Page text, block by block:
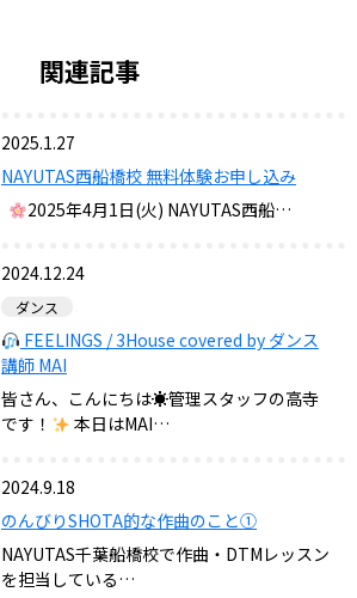
関連記事
2025.1.27
NAYUTAS西船橋校 無料体験お申し込み
2025年4月1日(火) NAYUTAS西船…
2024.12.24
ダンス
FEELINGS / 3House covered by ダンス
講師 MAI
皆さん、こんにちは☀管理スタッフの高寺
です！
本日はMAI…
2024.9.18
のんびりSHOTA的な作曲のこと①
NAYUTAS千葉船橋校で作曲・DTMレッスン
を担当している…